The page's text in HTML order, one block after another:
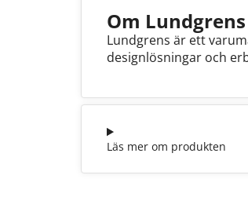
Om Lundgrens
Lundgrens är ett
designlösningar och
Läs mer om produkten